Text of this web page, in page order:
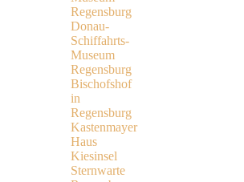
Regensburg
Donau-
Schiffahrts-
Museum
Regensburg
Bischofshof
in
Regensburg
Kastenmayer
Haus
Kiesinsel
Sternwarte